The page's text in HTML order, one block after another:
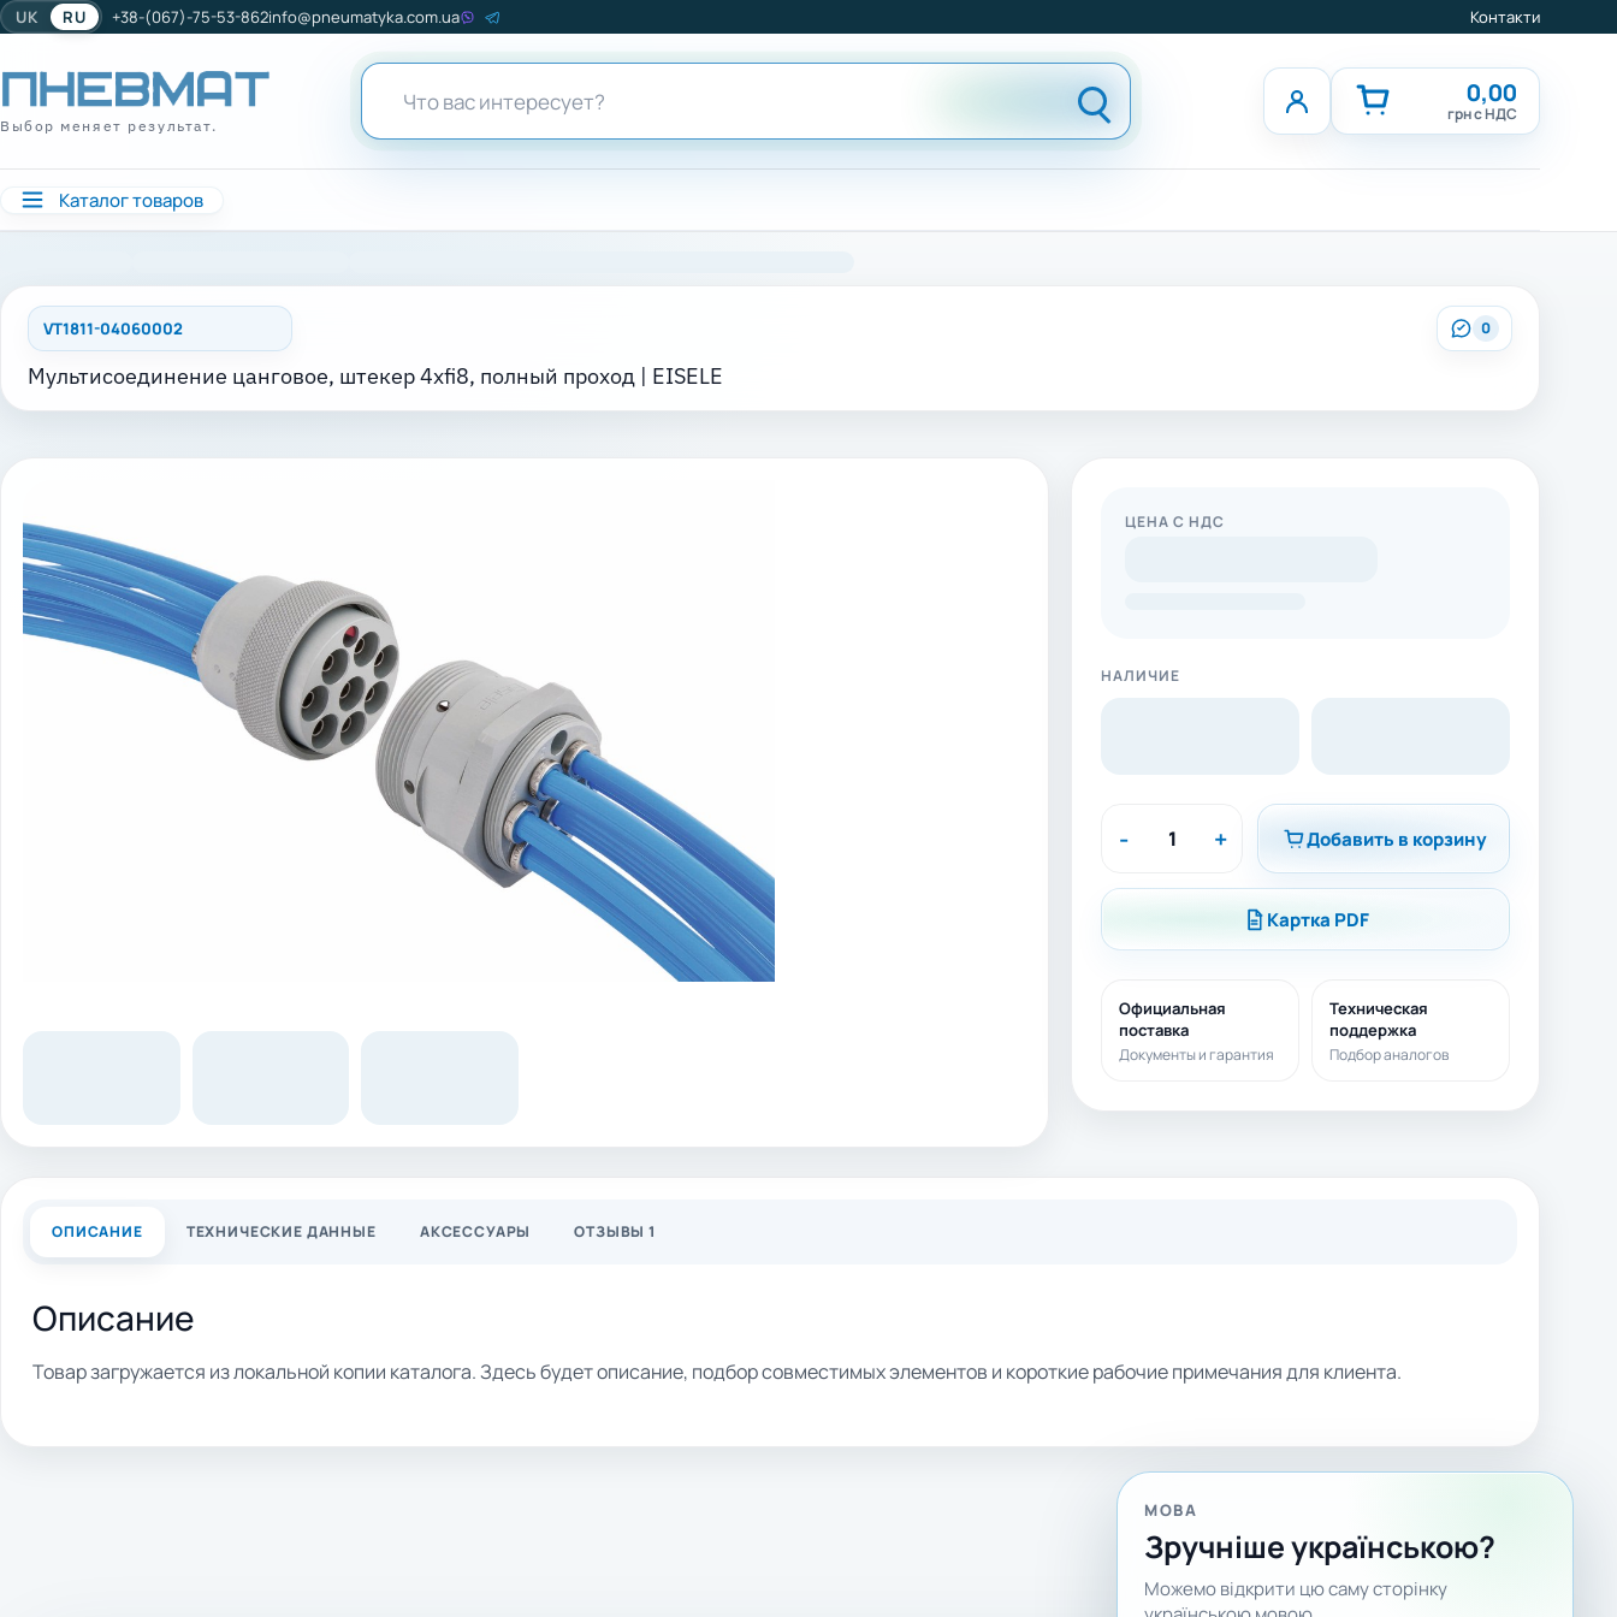
UK RU +38-(067)-75-53-862info@pneumatyka.com.ua Контакти
Выбор меняет результат.
0,00
грн с НДС
Каталог товаров
0
VT1811-04060002
Мультисоединение цанговое, штекер 4xfi8, полный проход | EISELE
ЦЕНА С НДС
НАЛИЧИЕ
- + Добавить в корзину
Картка PDF
Официальная
поставка
Документы и гарантия
Техническая
поддержка
Подбор аналогов
ОПИСАНИЕ ТЕХНИЧЕСКИЕ ДАННЫЕ АКСЕССУАРЫ ОТЗЫВЫ 1
Описание
Товар загружается из локальной копии каталога. Здесь будет описание, подбор совместимых элементов и короткие рабочие примечания для клиента.
МОВА
Зручніше українською?
Можемо відкрити цю саму сторінку